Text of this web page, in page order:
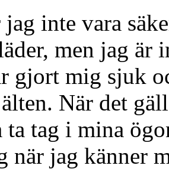
inte vara
men jag är
gjort mig sjuk
När det
ta tag i mina
när jag känner